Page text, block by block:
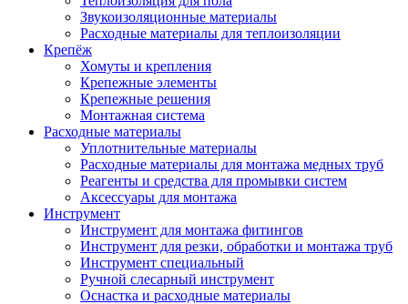
Звукоизоляционные материалы
Расходные материалы для теплоизоляции
Крепёж
Хомуты и крепления
Крепежные элементы
Крепежные решения
Монтажная система
Расходные материалы
Уплотнительные материалы
Расходные материалы для монтажа медных труб
Реагенты и средства для промывки систем
Аксессуары для монтажа
Инструмент
Инструмент для монтажа фитингов
Инструмент для резки, обработки и монтажа труб
Инструмент специальный
Ручной слесарный инструмент
Оснастка и расходные материалы